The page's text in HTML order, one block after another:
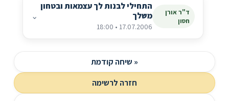
ד"ר אורן
חסון
התחילי לבנות לך עצמאות ובטחון
משלך
17.07.2006 • 18:00
⌄
« שיחה קודמת
חזרה לרשימה